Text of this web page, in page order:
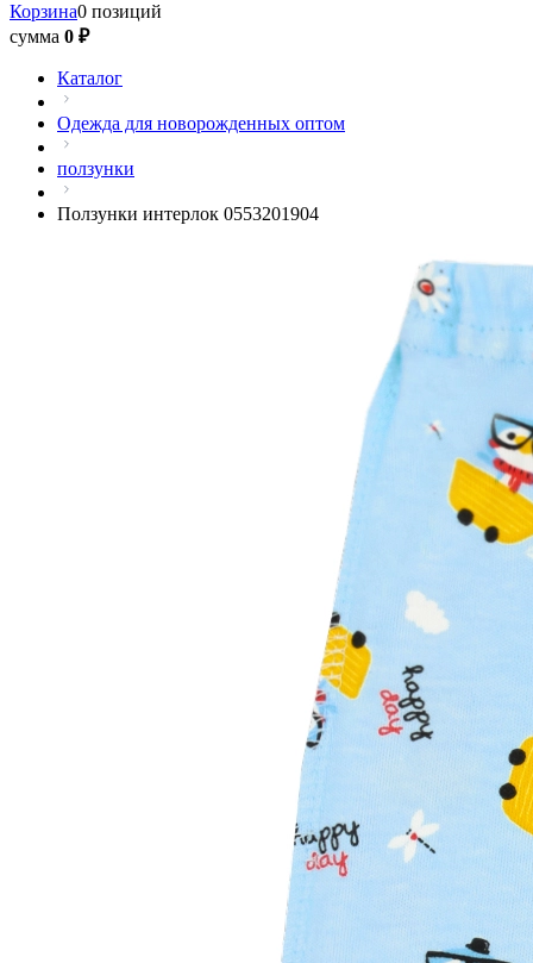
Корзина0 позиций
сумма 0 ₽
Каталог
Одежда для новорожденных оптом
ползунки
Ползунки интерлок 0553201904